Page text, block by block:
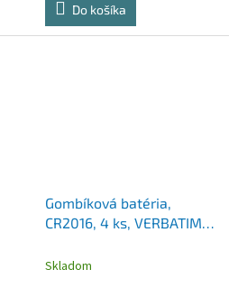
Do košíka
Gombíková batéria,
CR2016, 4 ks, VERBATIM
Skladom